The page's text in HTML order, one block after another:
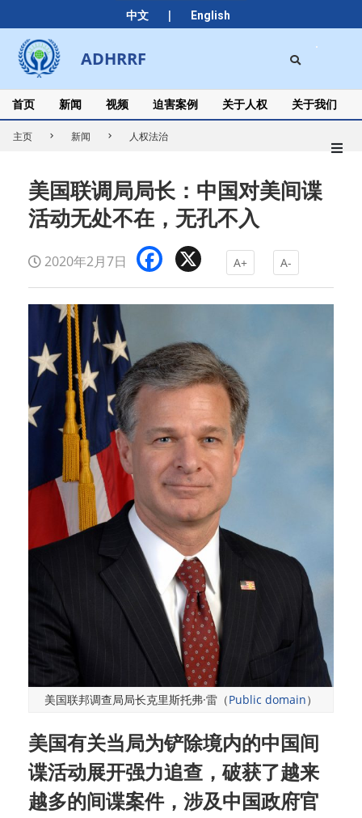
中文 | English
to
content
ADHRRF
Secondary
Navigation
Menu
首页 新闻 视频 迫害案例 关于人权 关于我们
主页 新闻 人权法治
美国联调局局长：中国对美间谍
活动无处不在，无孔不入
2020年2月7日 Facebook A+ A-
美国联邦调查局局长克里斯托弗·雷（Public domain）
美国有关当局为铲除境内的中国间
谍活动展开强力追查，破获了越来
越多的间谍案件，涉及中国政府官